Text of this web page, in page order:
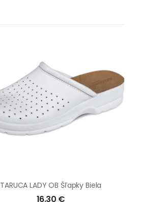
TARUCA LADY OB Šľapky Biela
16.30 €